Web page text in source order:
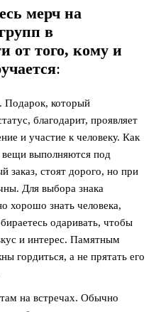
мерч на
в
от того, кому и
:
Подарок, который
благодарит, проявляет
и участие к человеку. Как
вещи выполняются под
заказ, стоят дорого, но при
Для выбора знака
хорошо знать человека,
одаривать, чтобы
и интерес. Памятным
гордиться, а не прятать его
на встречах. Обычно